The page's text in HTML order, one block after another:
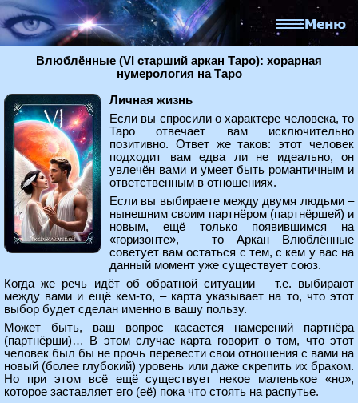
Влюблённые (VI старший аркан Таро): хорарная
нумерология на Таро
Личная жизнь
Если вы спросили о характере человека, то
Таро отвечает вам исключительно
позитивно. Ответ же таков: этот человек
подходит вам едва ли не идеально, он
увлечён вами и умеет быть романтичным и
ответственным в отношениях.
Если вы выбираете между двумя людьми –
нынешним своим партнёром (партнёршей) и
новым, ещё только появившимся на
«горизонте», – то Аркан Влюблённые
советует вам остаться с тем, с кем у вас на
данный момент уже существует союз.
Когда же речь идёт об обратной ситуации – т.е. выбирают
между вами и ещё кем-то, – карта указывает на то, что этот
выбор будет сделан именно в вашу пользу.
Может быть, ваш вопрос касается намерений партнёра
(партнёрши)… В этом случае карта говорит о том, что этот
человек был бы не прочь перевести свои отношения с вами на
новый (более глубокий) уровень или даже скрепить их браком.
Но при этом всё ещё существует некое маленькое «но»,
которое заставляет его (её) пока что стоять на распутье.